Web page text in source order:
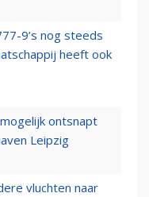
9’s nog steeds
heeft ook
ontsnapt
Leipzig
vluchten naar